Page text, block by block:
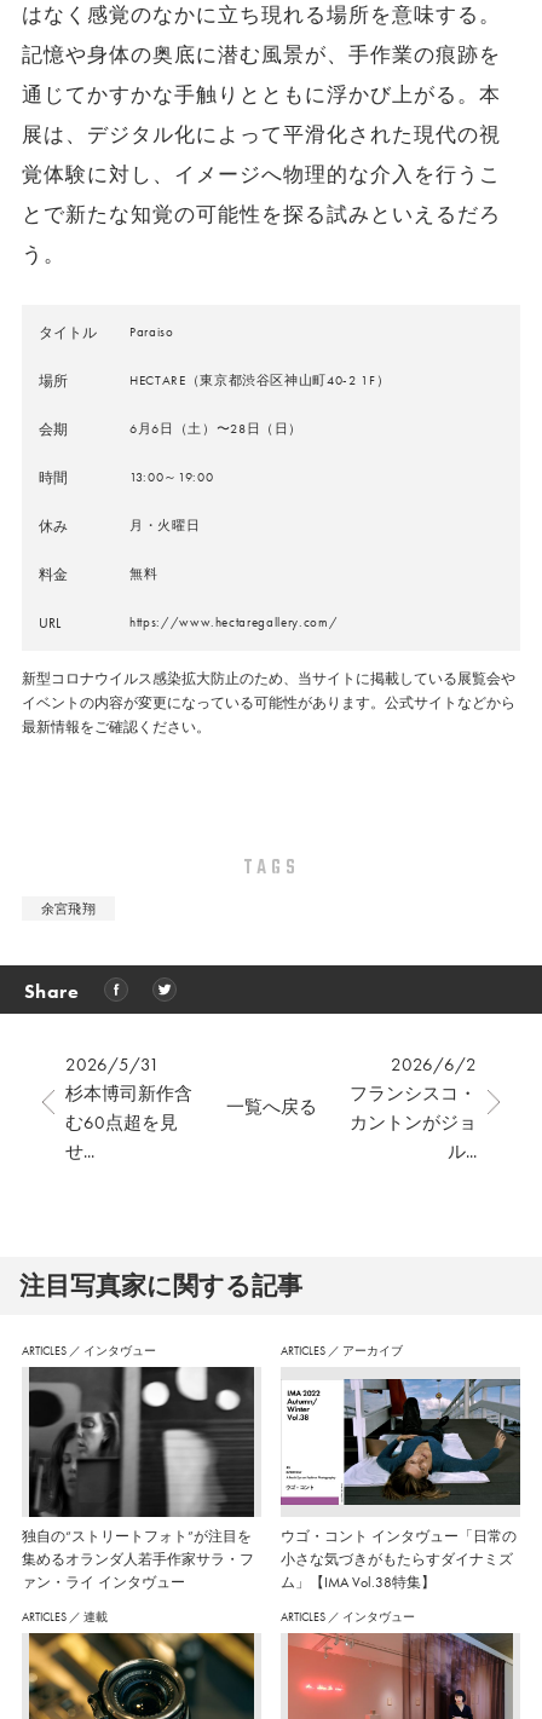
はなく感覚のなかに立ち現れる場所を意味する。
記憶や身体の奥底に潜む風景が、手作業の痕跡を
通じてかすかな手触りとともに浮かび上がる。本
展は、デジタル化によって平滑化された現代の視
覚体験に対し、イメージへ物理的な介入を行うこ
とで新たな知覚の可能性を探る試みといえるだろ
う。
タイトル Paraiso
場所 HECTARE（東京都渋谷区神山町40-2 1F）
会期 6月6日（土）〜28日（日）
時間 13:00～19:00
休み 月・火曜日
料金 無料
URL https://www.hectaregallery.com/
新型コロナウイルス感染拡大防止のため、当サイトに掲載している展覧会や
イベントの内容が変更になっている可能性があります。公式サイトなどから
最新情報をご確認ください。
TAGS
余宮飛翔
Share
2026/5/31
杉本博司新作含
む60点超を見
せ...
2026/6/2
フランシスコ・
カントンがジョ
ル...
一覧へ戻る
注⽬写真家に関する記事
ARTICLES ／ インタヴュー
独自の“ストリートフォト”が注目を
集めるオランダ人若手作家サラ・フ
ァン・ライ インタヴュー
ARTICLES ／ アーカイブ
ウゴ・コント インタヴュー「日常の
小さな気づきがもたらすダイナミズ
ム」【IMA Vol.38特集】
ARTICLES ／ 連載 ARTICLES ／ インタヴュー